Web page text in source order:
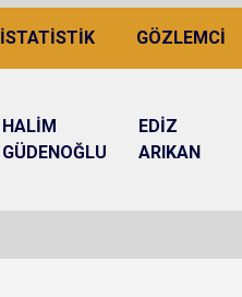
İSTATİSTİK GÖZLEMCİ
HALİM
GÜDENOĞLU
EDİZ
ARIKAN